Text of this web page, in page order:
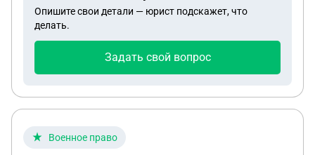
Опишите свои детали — юрист подскажет, что
делать.
Задать свой вопрос
Военное право